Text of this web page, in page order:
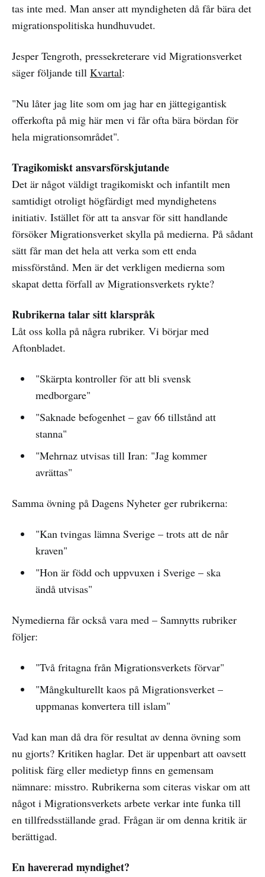
tas inte med. Man anser att myndigheten då får bära det
migrationspolitiska hundhuvudet.
Jesper Tengroth, pressekreterare vid Migrationsverket
säger följande till Kvartal:
"Nu låter jag lite som om jag har en jättegigantisk
offerkofta på mig här men vi får ofta bära bördan för
hela migrationsområdet".
Tragikomiskt ansvarsförskjutande
Det är något väldigt tragikomiskt och infantilt men
samtidigt otroligt högfärdigt med myndighetens
initiativ. Istället för att ta ansvar för sitt handlande
försöker Migrationsverket skylla på medierna. På sådant
sätt får man det hela att verka som ett enda
missförstånd. Men är det verkligen medierna som
skapat detta förfall av Migrationsverkets rykte?
Rubrikerna talar sitt klarspråk
Låt oss kolla på några rubriker. Vi börjar med
Aftonbladet.
"Skärpta kontroller för att bli svensk
medborgare"
"Saknade befogenhet – gav 66 tillstånd att
stanna"
"Mehrnaz utvisas till Iran: "Jag kommer
avrättas"
Samma övning på Dagens Nyheter ger rubrikerna:
"Kan tvingas lämna Sverige – trots att de når
kraven"
"Hon är född och uppvuxen i Sverige – ska
ändå utvisas"
Nymedierna får också vara med – Samnytts rubriker
följer:
"Två fritagna från Migrationsverkets förvar"
"Mångkulturellt kaos på Migrationsverket –
uppmanas konvertera till islam"
Vad kan man då dra för resultat av denna övning som
nu gjorts? Kritiken haglar. Det är uppenbart att oavsett
politisk färg eller medietyp finns en gemensam
nämnare: misstro. Rubrikerna som citeras viskar om att
något i Migrationsverkets arbete verkar inte funka till
en tillfredsställande grad. Frågan är om denna kritik är
berättigad.
En havererad myndighet?